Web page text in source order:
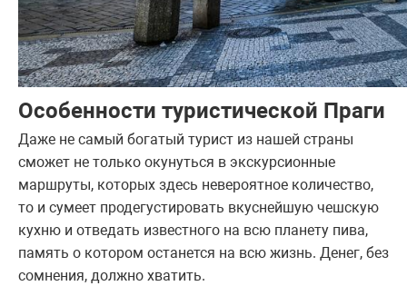
Особенности туристической Праги
Даже не самый богатый турист из нашей страны
сможет не только окунуться в экскурсионные
маршруты, которых здесь невероятное количество,
то и сумеет продегустировать вкуснейшую чешскую
кухню и отведать известного на всю планету пива,
память о котором останется на всю жизнь. Денег, без
сомнения, должно хватить.